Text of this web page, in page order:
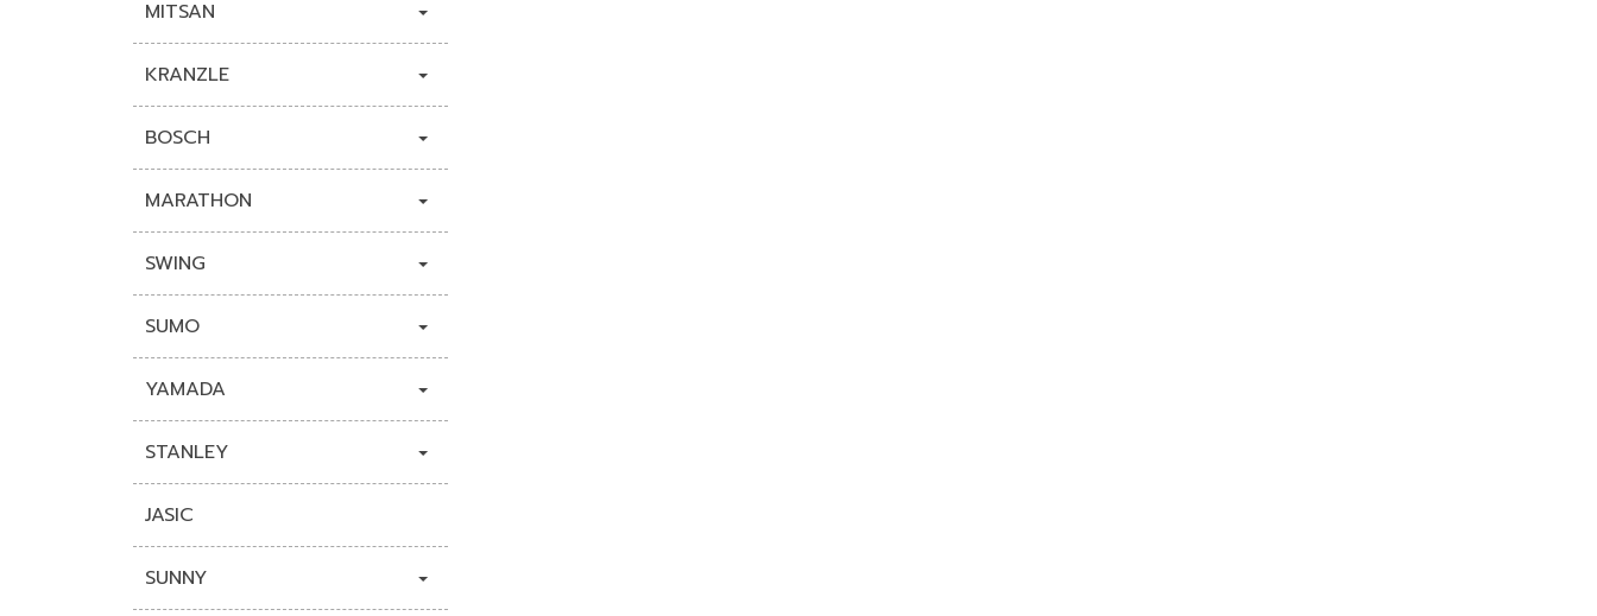
MITSAN
KRANZLE
BOSCH
MARATHON
SWING
SUMO
YAMADA
STANLEY
JASIC
SUNNY